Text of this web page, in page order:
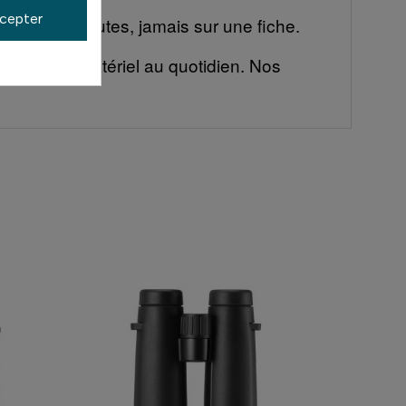
trois minutes, jamais sur une fiche.
ce matériel au quotidien. Nos